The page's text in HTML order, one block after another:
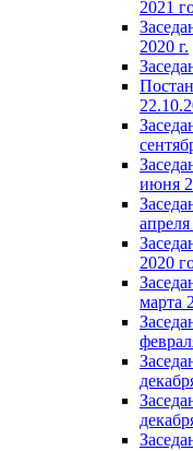
2021
2020 г.
июня
2020
марта